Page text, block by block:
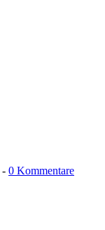
- 0 Kommentare